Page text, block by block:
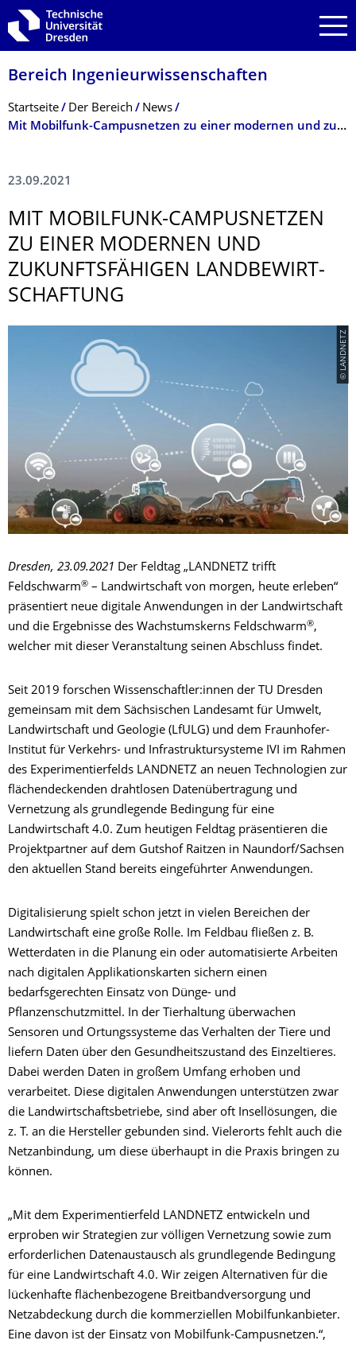
Zur Hauptnavigation springen
Zur Suche springen
Zum Inhalt springen
Bereich Ingenieur­wissen­schaften
Breadcrumb-Menü
Startseite Der Bereich
News
Mit Mobilfunk-Campusnetzen zu einer modernen und zukunftsfähigen Landbewirtschaftung
23.09.2021
MIT MOBILFUNK-CAMPUSNETZEN
ZU EINER MODERNEN UND
ZUKUNFTSFÄHIGEN LANDBEWIRT­
SCHAFTUNG
© LANDNETZ
Dresden, 23.09.2021 Der Feldtag „LANDNETZ trifft
Feldschwarm® – Landwirtschaft von morgen, heute erleben“
präsentiert neue digitale Anwendungen in der Landwirtschaft
und die Ergebnisse des Wachstumskerns Feldschwarm®,
welcher mit dieser Veranstaltung seinen Abschluss findet.
Seit 2019 forschen Wissenschaftler:innen der TU Dresden
gemeinsam mit dem Sächsischen Landesamt für Umwelt,
Landwirtschaft und Geologie (LfULG) und dem Fraunhofer-
Institut für Verkehrs- und Infrastruktursysteme IVI im Rahmen
des Experimentierfelds LANDNETZ an neuen Technologien zur
flächendeckenden drahtlosen Datenübertragung und
Vernetzung als grundlegende Bedingung für eine
Landwirtschaft 4.0. Zum heutigen Feldtag präsentieren die
Projektpartner auf dem Gutshof Raitzen in Naundorf/Sachsen
den aktuellen Stand bereits eingeführter Anwendungen.
Digitalisierung spielt schon jetzt in vielen Bereichen der
Landwirtschaft eine große Rolle. Im Feldbau fließen z. B.
Wetterdaten in die Planung ein oder automatisierte Arbeiten
nach digitalen Applikationskarten sichern einen
bedarfsgerechten Einsatz von Dünge- und
Pflanzenschutzmittel. In der Tierhaltung überwachen
Sensoren und Ortungssysteme das Verhalten der Tiere und
liefern Daten über den Gesundheitszustand des Einzeltieres.
Dabei werden Daten in großem Umfang erhoben und
verarbeitet. Diese digitalen Anwendungen unterstützen zwar
die Landwirtschaftsbetriebe, sind aber oft Insellösungen, die
z. T. an die Hersteller gebunden sind. Vielerorts fehlt auch die
Netzanbindung, um diese überhaupt in die Praxis bringen zu
können.
„Mit dem Experimentierfeld LANDNETZ entwickeln und
erproben wir Strategien zur völligen Vernetzung sowie zum
erforderlichen Datenaustausch als grundlegende Bedingung
für eine Landwirtschaft 4.0. Wir zeigen Alternativen für die
lückenhafte flächenbezogene Breitbandversorgung und
Netzabdeckung durch die kommerziellen Mobilfunkanbieter.
Eine davon ist der Einsatz von Mobilfunk-Campusnetzen.“,